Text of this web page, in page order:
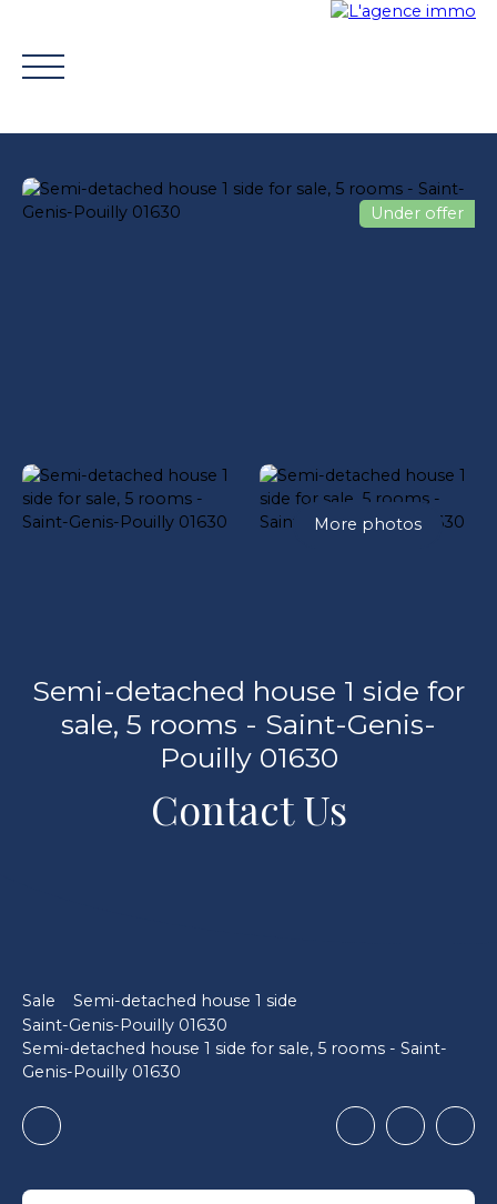
Under offer
More photos
Semi-detached house 1 side for
sale, 5 rooms - Saint-Genis-
Pouilly 01630
Contact Us
Sale
Semi-detached house 1 side
Saint-Genis-Pouilly 01630
Semi-detached house 1 side for sale, 5 rooms - Saint-
Genis-Pouilly 01630